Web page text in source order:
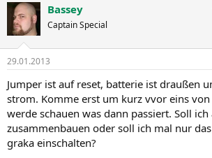
Bassey
Captain Special
29.01.2013
Jumper ist auf reset, batterie ist draußen
strom. Komme erst um kurz vvor eins
werde schauen was dann passiert. Soll
zusammenbauen oder soll ich mal nur
graka einschalten?